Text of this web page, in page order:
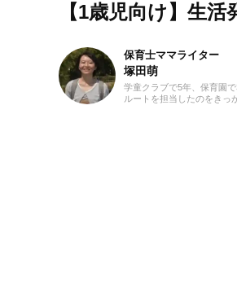
【1歳児向け】生
保育士ママライター
塚田萌
学童クラブで5年、保育園
ルートを担当したのをきっ